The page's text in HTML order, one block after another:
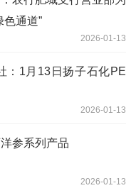
色通道”
2026-01-13
：1月13日扬子石化PE
2026-01-13
参系列产品
2026-01-13